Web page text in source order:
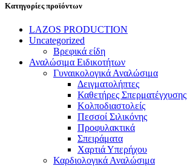
Κατηγορίες προϊόντων
LAZOS PRODUCTION
Uncategorized
Βρεφικά είδη
Αναλώσιμα Ειδικοτήτων
Γυναικολογικά Αναλώσιμα
Δειγματολήπτες
Καθετήρες Σπερματέγχυσης
Κολποδιαστολείς
Πεσσοί Σιλικόνης
Προφυλακτικά
Σπειράματα
Χαρτιά Υπερήχου
Καρδιολογικά Αναλώσιμα